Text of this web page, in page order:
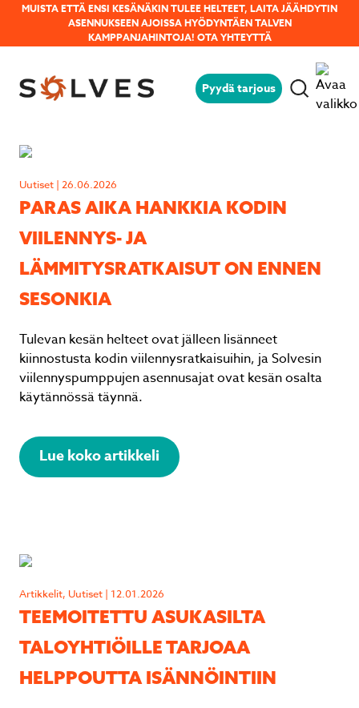
MUISTA ETTÄ ENSI KESÄNÄKIN TULEE HELTEET, LAITA JÄÄHDYTIN
ASENNUKSEEN AJOISSA HYÖDYNTÄEN TALVEN
KAMPPANJAHINTOJA! OTA YHTEYTTÄ
Pyydä tarjous
Uutiset | 26.06.2026
PARAS AIKA HANKKIA KODIN
VIILENNYS- JA
LÄMMITYSRATKAISUT ON ENNEN
SESONKIA
Tulevan kesän helteet ovat jälleen lisänneet
kiinnostusta kodin viilennysratkaisuihin, ja Solvesin
viilennyspumppujen asennusajat ovat kesän osalta
käytännössä täynnä.
Lue koko artikkeli
Artikkelit, Uutiset | 12.01.2026
TEEMOITETTU ASUKASILTA
TALOYHTIÖILLE TARJOAA
HELPPOUTTA ISÄNNÖINTIIN
Jäikö sinulla kysyttävää?
Lähetä
Page
of
Jäikö sinulla kysyttävää?
Lähetä
Page
of